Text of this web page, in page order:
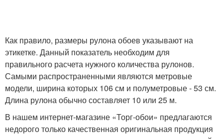
Как правило, размеры рулона обоев указывают на
этикетке. Данный показатель необходим для
правильного расчета нужного количества рулонов.
Самыми распространенными являются метровые
модели, ширина которых 106 см и полуметровые - 53 см.
Длина рулона обычно составляет 10 или 25 м.
В нашем интернет-магазине «Торг-обои» предлагаются
недорого только качественная оригинальная продукция